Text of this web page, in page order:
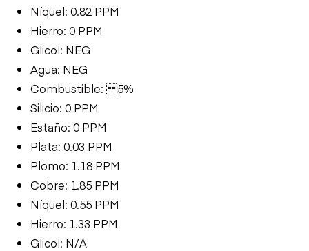
Níquel: 0.82 PPM
Hierro: 0 PPM
Glicol: NEG
Agua: NEG
Combustible: 5%
Silicio: 0 PPM
Estaño: 0 PPM
Plata: 0.03 PPM
Plomo: 1.18 PPM
Cobre: 1.85 PPM
Níquel: 0.55 PPM
Hierro: 1.33 PPM
Glicol: N/A